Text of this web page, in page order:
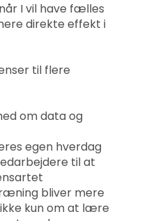
I vil have fælles
direkte effekt i
til flere
om data og
egen hverdag
til at
bliver mere
kun om at lære